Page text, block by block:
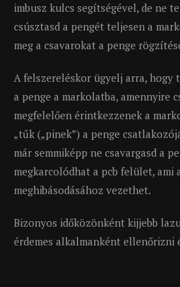
imbusz kulcs segítségével, de ne
csúsztasd a pengét teljesen a
meg a csavarokat a penge
A felszereléskor ügyelj arra, hogy
a penge a markolatba, amennyire
megfelelően érintkezzenek a
„tűk („pinek”) a penge
már semmiképp ne csavargasd a
megkarcolódhat a pcb felület, ami
meghibásodásához vezethet.
Bizonyos időközönként kijjebb
érdemes alkalmanként ellenőrizni